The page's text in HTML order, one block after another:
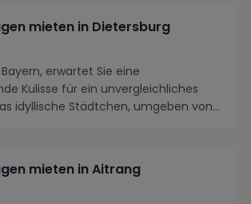
mieten in Dietersburg
erwartet Sie eine
Kulisse für ein unvergleichliches
idyllische Städtchen, umgeben von
mieten in Aitrang